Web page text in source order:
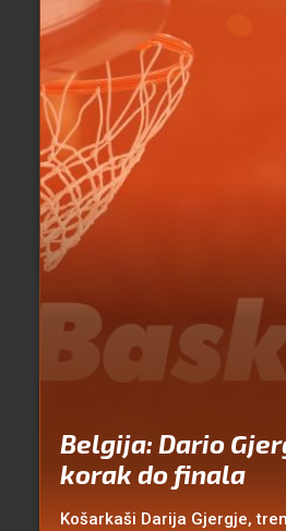
Belgija: Dario
korak do finala
Košarkaši Darija Gjergje,